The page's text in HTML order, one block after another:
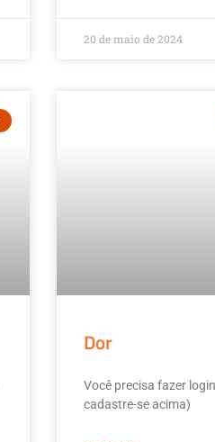
20 de maio de 2024
Dor
Você precisa fazer
cadastre-se acima)